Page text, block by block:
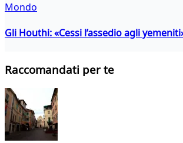
Mondo
Gli Houthi: «Cessi l’assedio agli
Raccomandati per te